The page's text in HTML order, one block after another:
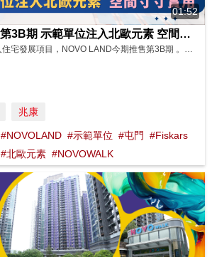
01:52
屯門NOVO LAND第3B期 示範單位注入北歐元素 空間寸寸實用 影片來源：FINANCE 730
兆康
#NOVOLAND #示範單位 #屯門
#Fiskars
#北歐元素 #NOVOWALK